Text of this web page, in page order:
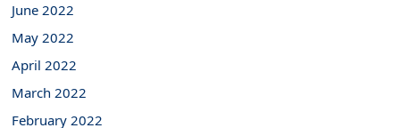
June 2022
May 2022
April 2022
March 2022
February 2022